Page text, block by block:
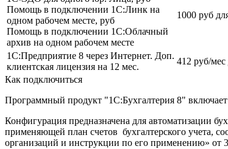
Помощь в подключении 1С:Линк на
одном рабочем месте, руб
Помощь в подключении 1С:Облачный
архив на одном рабочем месте
1000 руб
1С:Предприятие 8 через Интернет. Доп.
клиентская лицензия на 12 мес.
412 руб/мес
Как подключиться
Программный продукт "1С:Бухгалтерия 8"
Конфигурация предназначена для автоматизации
применяющей план счетов бухгалтерского учета,
организаций и инструкции по его применению» от